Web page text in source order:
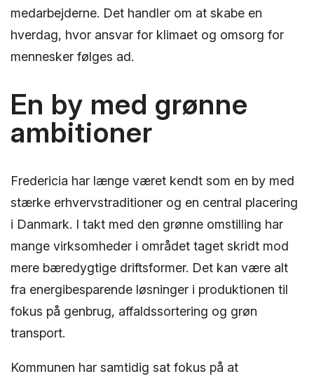
medarbejderne. Det handler om at skabe en
hverdag, hvor ansvar for klimaet og omsorg for
mennesker følges ad.
En by med grønne
ambitioner
Fredericia har længe været kendt som en by med
stærke erhvervstraditioner og en central placering
i Danmark. I takt med den grønne omstilling har
mange virksomheder i området taget skridt mod
mere bæredygtige driftsformer. Det kan være alt
fra energibesparende løsninger i produktionen til
fokus på genbrug, affaldssortering og grøn
transport.
Kommunen har samtidig sat fokus på at